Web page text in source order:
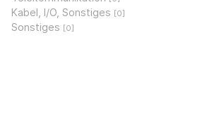
Kabel, I/O, Sonstiges [0]
Sonstiges [0]